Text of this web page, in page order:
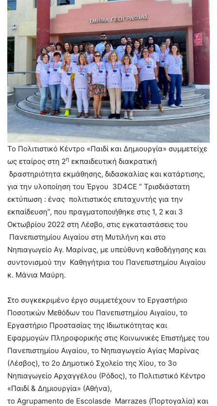
Το Πολιτιστικό Κέντρο «Παιδί και Δημιουργία» συμμετείχε
ως εταίρος στη 2η εκπαιδευτική διακρατική
δραστηριότητα εκμάθησης, διδασκαλίας και κατάρτισης,
για την υλοποίηση του Έργου 3D4CE ” Τρισδιάστατη
εκτύπωση : ένας πολιτιστικός επιταχυντής για την
εκπαίδευση”, που πραγματοποιήθηκε στις 1, 2 και 3
Οκτωβρίου 2022 στη Λέσβο, στις εγκαταστάσεις του
Πανεπιστημίου Αιγαίου στη Μυτιλήνη και στο
Νηπιαγωγείο Αγ. Μαρίνας, με υπεύθυνη καθοδήγησης και
συντονισμού την Καθηγήτρια του Πανεπιστημίου Αιγαίου
κ. Μάνια Μαύρη.
Στο συγκεκριμένο έργο συμμετέχουν το Εργαστήριο
Ποσοτικών Μεθόδων του Πανεπιστημίου Αιγαίου, το
Εργαστήριο Προστασίας της Ιδιωτικότητας και
Εφαρμογών Πληροφορικής στις Κοινωνικές Επιστήμες του
Πανεπιστημίου Αιγαίου, το Νηπιαγωγείο Αγίας Μαρίνας
(Λέσβος), το 2ο Δημοτικό Σχολείο της Χίου, το 3ο
Νηπιαγωγείο Αρχαγγέλου (Ρόδος), το Πολιτιστικό Κέντρο
«Παιδί & Δημιουργία» (Αθήνα),
το Agrupamento de Escolasde Marrazes (Πορτογαλία) και